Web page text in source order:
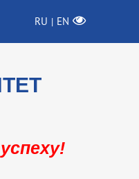
RU | EN